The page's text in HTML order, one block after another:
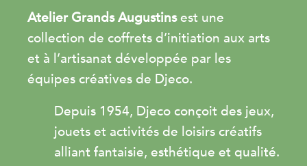
Atelier Grands Augustinsest une
collection de coffrets d’initiation aux arts
et à l’artisanat développée par les
équipes créatives de Djeco.
Depuis 1954, Djeco conçoit des jeux,
jouets et activités de loisirs créatifs
alliant fantaisie, esthétique et qualité.